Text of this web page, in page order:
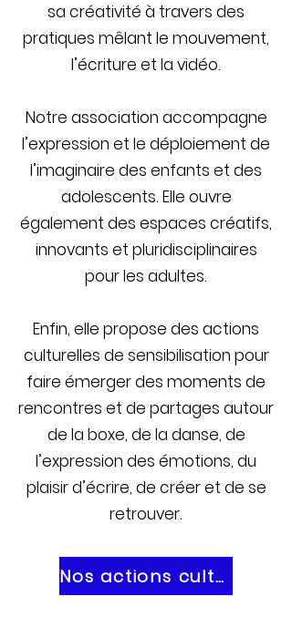
sa créativité à travers des
pratiques mêlant le mouvement,
l’écriture et la vidéo.
Notre association accompagne
l’expression et le déploiement de
l’imaginaire des enfants et des
adolescents. Elle ouvre
également des espaces créatifs,
innovants et pluridisciplinaires
pour les adultes.
Enfin, elle propose des actions
culturelles de sensibilisation pour
faire émerger des moments de
rencontres et de partages autour
de la boxe, de la danse, de
l’expression des émotions, du
plaisir d’écrire, de créer et de se
retrouver.
Nos actions culturelles